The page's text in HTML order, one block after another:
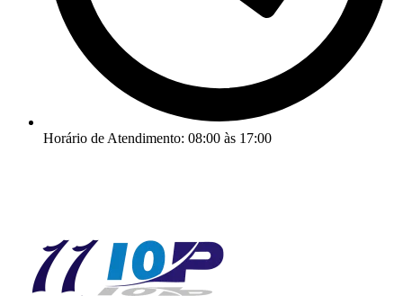
Horário de Atendimento: 08:00 às 17:00